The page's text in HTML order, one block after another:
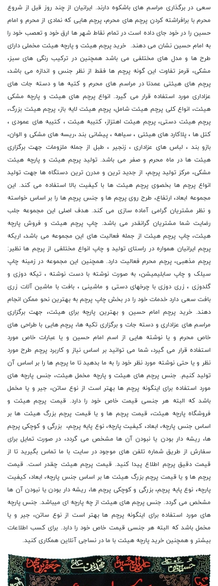
سعی در برگذاری مراسم های باشکوه دارند. ایرانیان از چند روز قبل از شروع
محرم با برافراشته کردن پرچم های محرم، پرچم هایی که نمادی از محرم و امام
حسین را در خود جای داده است در تمام نقاط شهر ها ارق خود و تعصب خود را
به امام حسین نشان می دهند. خرید پرچم هیئت و پارچه هیئت مخملی دارای
طرح ها و مدل های مختلفی می باشد همچنین در ترکیب رنگی های سبز،
مشکی، قرمز تفاوت این گونه پرچم ها فقط از نظر جنس و اندازه می باشد،
پرچم های هیئتی عمدتا در مراسم های محرم و کتیه ها و دسته جات های
عزاداری مورد استفاده قرار می گیرد. انواع پرچم های هیئت و پارچه مشکی
هیئت، انواع کلی پرچم هیئت شامل، پرچم هیئت لایه باز، پرچم هیئت بزرگ،
پرچم هیئت دستی، پرچم هیئت اهتزاز، کتیبه هیئت ، کتیبه های عمودی ،
کتل ها ، پلاکارد های هیئتی ، سیاهه ، پیشانی بند ،ریسه های مشکی و الوان،
بازو بند ، لباس های عزاداری ، زنجیر ، طبل از جمله ملزومات جهت برگزاری
هیئت ها در ماه محرم و صفر می باشد. تولید پرچم هیئت و پارچه هیئت
مشکی، مرکز تولید پرچم، از جدید ترین و مدرن ترین دستگاه ها جهت تولید
انواع پرچم ها بخصوی پرچم هیئت ها با کیفیت بالا استفاده می کند. این
مجموعه ابعاد، ارتفاع، طرح روی پرچم ها و جنس پرچم ها را بر اساس خواسته
و نظر مشتریان گرامی آماده سازی می کند. هدف اصلی این مجموعه جلب
رضایت شما مشتریان گرانقدر می باشد. چاپ پرچم هیئت و فروش پارچه
هیئت، چاپ پرچم هیئت از جمله فعالیت های این مجموعه می باشد، اریکه
پرچم ایرانیان همواره در راستای تولید و چاپ انواع مختلفی از پرچم ها نظیر:
پرچم مذهبی، پرچم محرم فعالیت دارد. همچنین این مجموعه در زمینه چاپ
سیلک و چاپ سابلیمیشن، به صورت نوشته با دست نوشته ، تیکه دوزی و
گلدوزی ، زری دوزی با چرخهای دستی و ماشینی ، بافت با ماشین آلات زری
بافت سعی دارد خدمات خود را در بخش چاپ پرچم به بهترین نحو ممکن انجام
دهند. خرید پرچم امام حسین و بهترین پارچه برای هیئت، جهت برگزاری
مراسم های عزاداری و دسته جات و برگزاری تکیه ها، پرچم هایی با طراحی های
خاص محرم و یا نوشته هایی از اسم امام حسین و یا عبارات خاص مورد
استفاده قرار می گیرد، شما می توانید بر اساس نیاز و کاربرد پرچم طرح مورد
نظر و یا حتی نوشته مورد نظر خود را به ما بدهید تا ما پرچم ها را بر اساس آن
تولید کنیم. جنس پرچم های هیئت و پارچه مخمل هیئت، جنس پارچه های
مورد استفاده برای اینگونه پرچم ها بهتر است از نوع ساتن، جیر و یا مخمل
باشد که البته هر جنسی قیمت خاص خود را دارد. قیمت پرچم هیئت و
فروشگاه پارچه هیئت، قیمت پرچم ها و یا قیمت پرچم بزرگ هیئت ها بر
اساس جنس پارچه، ابعاد، کیفیت پارچه، نوع پایه پرچم، بزرگی و کوچکی پرچم
ها، ریشه دار بودن یا نبودن آن ها مشخص می گردد، در صورت تمایل برای
سفارش از طریق شماره تلفن های موجود در سایت با ما تماس بگیرید تا از
قیمت دقیق پرچم اطلاع پیدا کنید. قیمت پرچم هیئت چقدر است. قیمت
پرچم ها و یا قیمت پرچم بزرگ هیئت ها بر اساس جنس پارچه، ابعاد، کیفیت
پارچه، نوع پایه پرچم، بزرگی و کوچکی پرچم ها، ریشه دار بودن یا نبودن آن ها
مشخص می گردد. جنس پرچم های هیئت از چه پارچه ای میباشد. جنس پارچه
های مورد استفاده برای اینگونه پرچم ها بهتر است از نوع ساتن، جیر و یا
مخمل باشد که البته هر جنسی قیمت خاص خود را دارد. برای کسب اطلاعات
بیشتر و همچنین خرید پارچه هیئت با ما در نساجی آنلاین همکاری کنید.